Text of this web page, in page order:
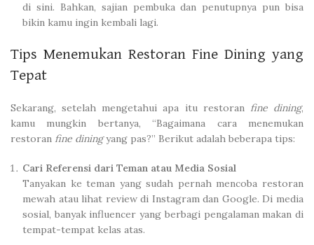
di sini. Bahkan, sajian pembuka dan penutupnya pun bisa
bikin kamu ingin kembali lagi.
Tips Menemukan Restoran Fine Dining yang
Tepat
Sekarang, setelah mengetahui apa itu restoran fine dining,
kamu mungkin bertanya, “Bagaimana cara menemukan
restoran fine diningyang pas?” Berikut adalah beberapa tips:
Cari Referensi dari Teman atau Media Sosial
Tanyakan ke teman yang sudah pernah mencoba restoran
mewah atau lihat review di Instagram dan Google. Di media
sosial, banyak influencer yang berbagi pengalaman makan di
tempat-tempat kelas atas.